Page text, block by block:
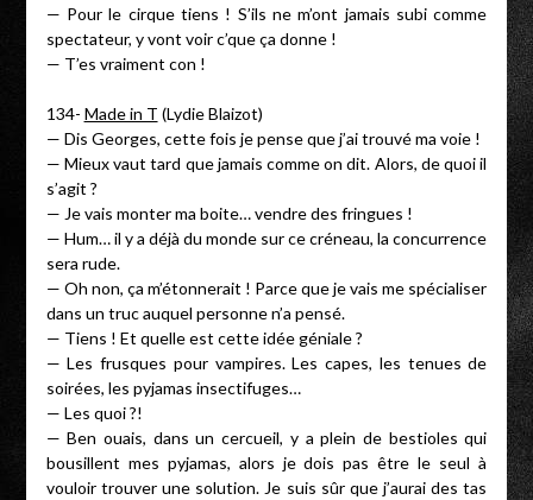
— Pour le cirque tiens ! S’ils ne m’ont jamais subi comme
spectateur, y vont voir c’que ça donne !
— T’es vraiment con !
134- Made in T (Lydie Blaizot)
— Dis Georges, cette fois je pense que j’ai trouvé ma voie !
— Mieux vaut tard que jamais comme on dit. Alors, de quoi il
s’agit ?
— Je vais monter ma boite… vendre des fringues !
— Hum… il y a déjà du monde sur ce créneau, la concurrence
sera rude.
— Oh non, ça m’étonnerait ! Parce que je vais me spécialiser
dans un truc auquel personne n’a pensé.
— Tiens ! Et quelle est cette idée géniale ?
— Les frusques pour vampires. Les capes, les tenues de
soirées, les pyjamas insectifuges…
— Les quoi ?!
— Ben ouais, dans un cercueil, y a plein de bestioles qui
bousillent mes pyjamas, alors je dois pas être le seul à
vouloir trouver une solution. Je suis sûr que j’aurai des tas